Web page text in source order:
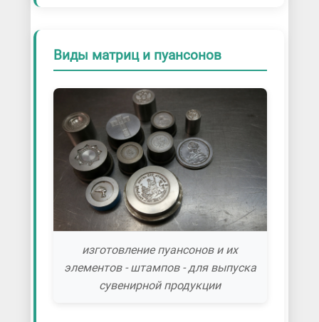
Виды матриц и пуансонов
изготовление пуансонов и их
элементов - штампов - для выпуска
сувенирной продукции